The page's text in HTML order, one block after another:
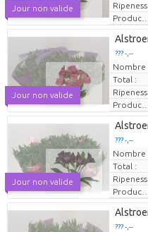
Jour non valide
Ripeness
Producteur
Jour non valide
??? -,--
Prix par
Nombre
Total :
Ripeness
Producteur
Jour non valide
??? -,--
Prix par
Nombre
Total :
Ripeness
Producteur
??? -,--